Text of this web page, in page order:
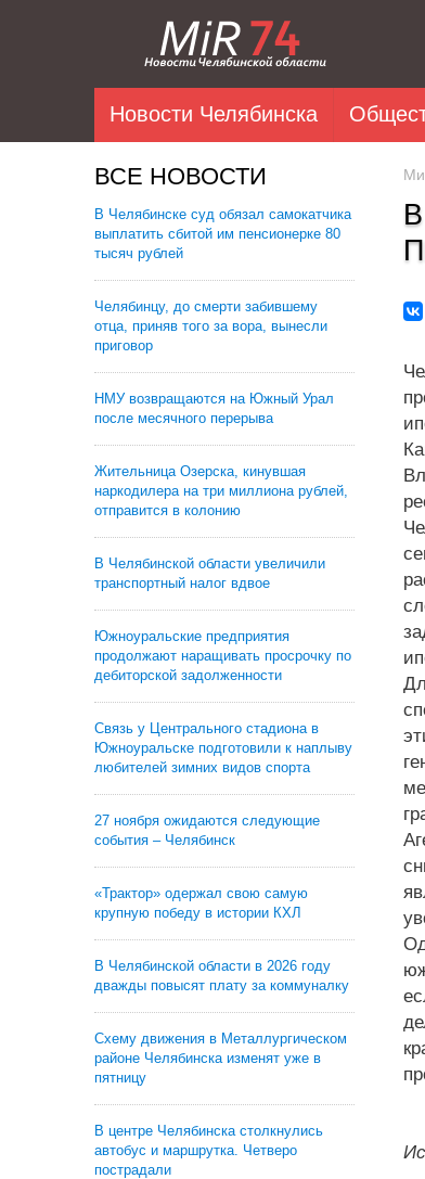
Новости Челябинска
ВСЕ НОВОСТИ
В Челябинске суд обязал самокатчика
выплатить сбитой им пенсионерке 80
тысяч рублей
Челябинцу, до смерти забившему
отца, приняв того за вора, вынесли
приговор
НМУ возвращаются на Южный Урал
после месячного перерыва
Жительница Озерска, кинувшая
наркодилера на три миллиона рублей,
отправится в колонию
В Челябинской области увеличили
транспортный налог вдвое
Южноуральские предприятия
продолжают наращивать просрочку по
дебиторской задолженности
Связь у Центрального стадиона в
Южноуральске подготовили к наплыву
любителей зимних видов спорта
27 ноября ожидаются следующие
события – Челябинск
«Трактор» одержал свою самую
крупную победу в истории КХЛ
В Челябинской области в 2026 году
дважды повысят плату за коммуналку
Схему движения в Металлургическом
районе Челябинска изменят уже в
пятницу
В центре Челябинска столкнулись
автобус и маршрутка. Четверо
пострадали